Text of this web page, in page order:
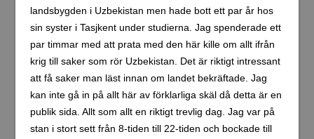
landsbygden i Uzbekistan men hade bott ett par år hos
sin syster i Tasjkent under studierna. Jag spenderade ett
par timmar med att prata med den här kille om allt ifrån
krig till saker som rör Uzbekistan. Det är riktigt intressant
att få saker man läst innan om landet bekräftade. Jag
kan inte gå in på allt här av förklarliga skäl då detta är en
publik sida. Allt som allt en riktigt trevlig dag. Jag var på
stan i stort sett från 8-tiden till 22-tiden och bockade till